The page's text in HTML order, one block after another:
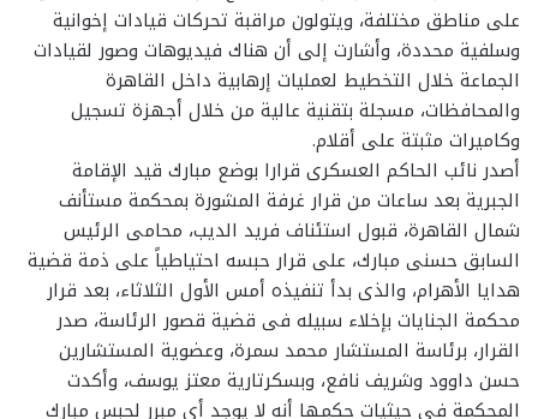
على مناطق مختلفة، ويتولون مراقبة تحركات قيادات إخوانية
وسلفية محددة، وأشارت إلى أن هناك فيديوهات وصور لقيادات
الجماعة خلال التخطيط لعمليات إرهابية داخل القاهرة
والمحافظات، مسجلة بتقنية عالية من خلال أجهزة تسجيل
وكاميرات مثبتة على أقلام.
أصدر نائب الحاكم العسكرى قرارا بوضع مبارك قيد الإقامة
الجبرية بعد ساعات من قرار غرفة المشورة بمحكمة مستأنف
شمال القاهرة، قبول استئناف فريد الديب، محامى الرئيس
السابق حسنى مبارك، على قرار حبسه احتياطياً على ذمة قضية
هدايا الأهرام، والذى بدأ تنفيذه أمس الأول الثلاثاء، بعد قرار
محكمة الجنايات بإخلاء سبيله فى قضية قصور الرئاسة، صدر
القرار، برئاسة المستشار محمد سمرة، وعضوية المستشارين
حسن داوود وشريف نافع، وبسكرتارية معتز يوسف، وأكدت
المحكمة فى حيثيات حكمها أنه لا يوجد أى مبرر لحبس مبارك